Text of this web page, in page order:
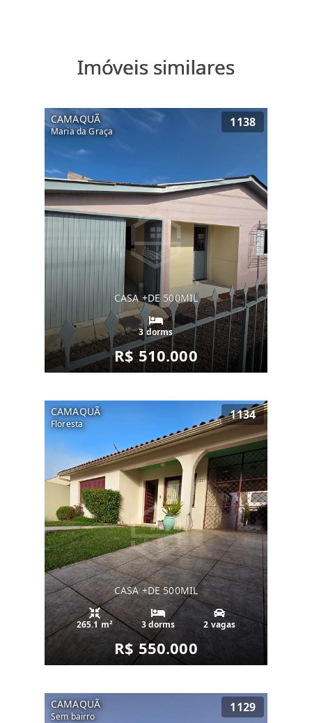
Imóveis similares
CAMAQUÃ
Maria da Graça
1138
CASA +DE 500MIL
3 dorms
R$ 510.000
CAMAQUÃ
Floresta
1134
CASA +DE 500MIL
265.1 m² 3 dorms 2 vagas
R$ 550.000
CAMAQUÃ
Sem bairro
1129